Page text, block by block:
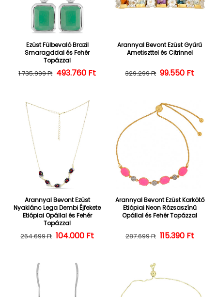
Ezüst Fülbevaló Brazil
Smaragddal és Fehér
Topázzal
Normál ár
1.735.999 Ft Kedvezményes ár
493.760 Ft
Arannyal Bevont Ezüst Gyűrű
Ametiszttel és Citrinnel
Normál ár
329.299 Ft 99.550 Ft
Arannyal Bevont Ezüst
Nyaklánc Lega Dembi Éjfekete
Etiópiai Opállal és Fehér
Topázzal
Normál ár
264.699 Ft Kedvezményes ár
104.000 Ft
Arannyal Bevont Ezüst Karkötő
Etiópiai Neon Rózsaszínű
Opállal és Fehér Topázzal
Normál ár
287.699 Ft 115.390 Ft